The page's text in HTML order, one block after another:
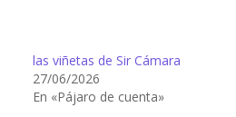
las viñetas de Sir Cámara
27/06/2026
En «Pájaro de cuenta»